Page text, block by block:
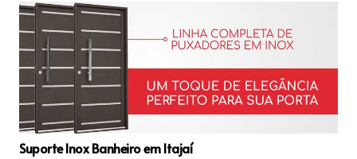
Suporte Inox Banheiro em Itajaí